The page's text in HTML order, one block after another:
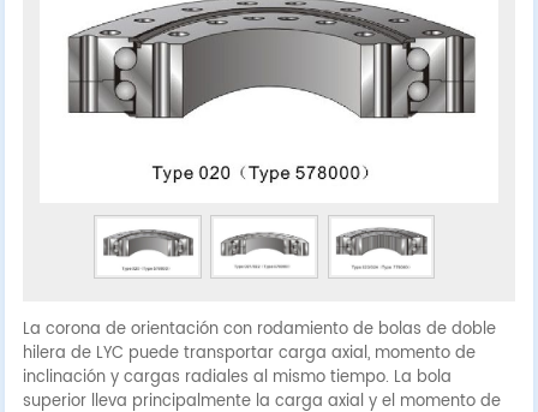
La corona de orientación con rodamiento de bolas de doble
hilera de LYC puede transportar carga axial, momento de
inclinación y cargas radiales al mismo tiempo. La bola
superior lleva principalmente la carga axial y el momento de